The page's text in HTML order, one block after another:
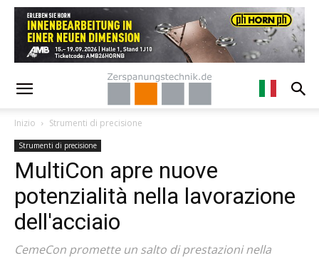
Inizio Strumenti di precisione
Strumenti di precisione
MultiCon apre nuove
potenzialità nella lavorazione
dell'acciaio
CemeCon promette un salto di prestazioni nella